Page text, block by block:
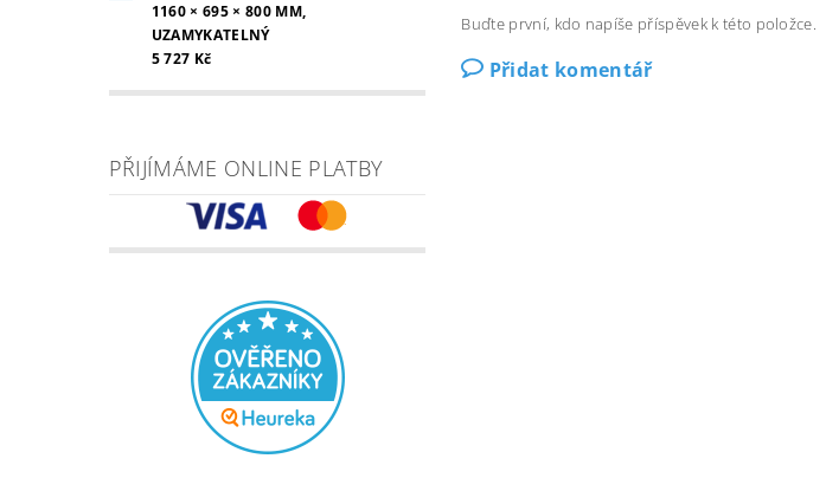
1160 × 695 × 800 MM,
UZAMYKATELNÝ
5 727 Kč
PŘIJÍMÁME ONLINE PLATBY
Buďte první, kdo napíše příspěvek k této položce.
Přidat komentář